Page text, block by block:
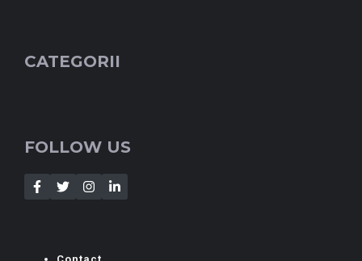
CATEGORII
FOLLOW US